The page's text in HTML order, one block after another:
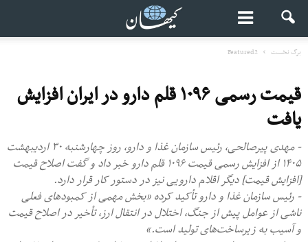
برگ نخست Featured2
قیمت رسمی ۱۰۹۶ قلم دارو در ایران افزایش
یافت
- مهدی پیرصالحی، رئیس سازمان غذا و دارو، روز چهارشنبه ۳۰ اردیبهشت
۱۴۰۵ از افزایش رسمی قیمت ۱۰۹۶ قلم دارو خبر داد و گفت اصلاح قیمت
[افزایش قیمت] دیگر اقلام دارویی نیز در دستور کار قرار دارد.
- رئیس سازمان غذا و دارو تأکید کرده «بخش مهمی از کمبودهای فعلی
ناشی از عوامل پیش از جنگ، اختلال در انتقال ارز، تأخیر در اصلاح قیمت
و آسیب به زیرساخت‌های تولید است.»